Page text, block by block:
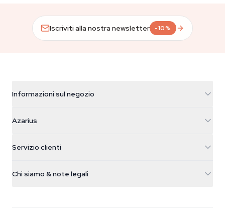
Iscriviti alla nostra newsletter -10%
Informazioni sul negozio
Galvaniweg 11
Nederland
+31(0)204897914
Azarius
Smokeshop
Servizio clienti
Chi siamo & note legali
Wiki